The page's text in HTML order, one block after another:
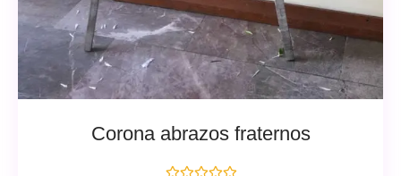
Corona abrazos fraternos